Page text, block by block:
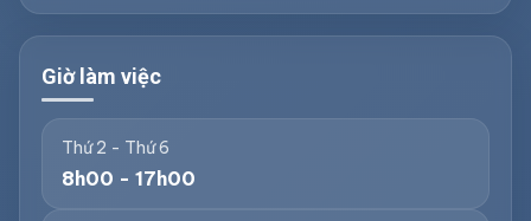
Giờ làm việc
Thứ 2 - Thứ 6
8h00 - 17h00